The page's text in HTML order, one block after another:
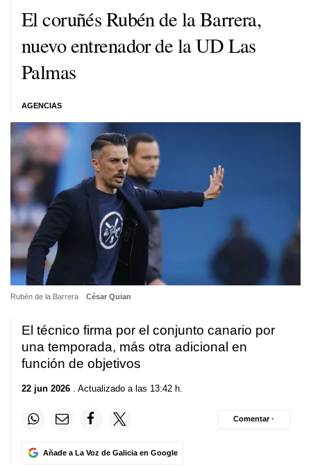
El coruñés Rubén de la Barrera,
nuevo entrenador de la UD Las
Palmas
AGENCIAS
Rubén de la Barrera César Quian
El técnico firma por el conjunto canario por
una temporada, más otra adicional en
función de objetivos
22 jun 2026 . Actualizado a las 13:42 h.
Añade a La Voz de Galicia en Google
Comentar ·